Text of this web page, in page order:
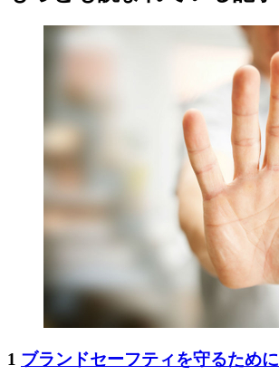
1 ブランドセーフティを守るために